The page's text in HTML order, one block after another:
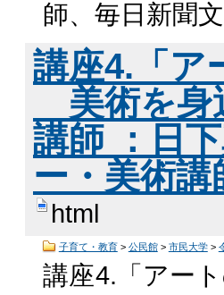
師、毎日新聞
講座4.「ア
美術を身
講師 ：日
ー・美術
html
子育て・教育> 公民館> 市民大学>
講座4.「アー